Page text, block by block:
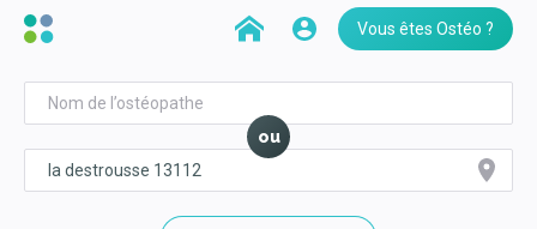
Vous êtes Ostéo ?
ou